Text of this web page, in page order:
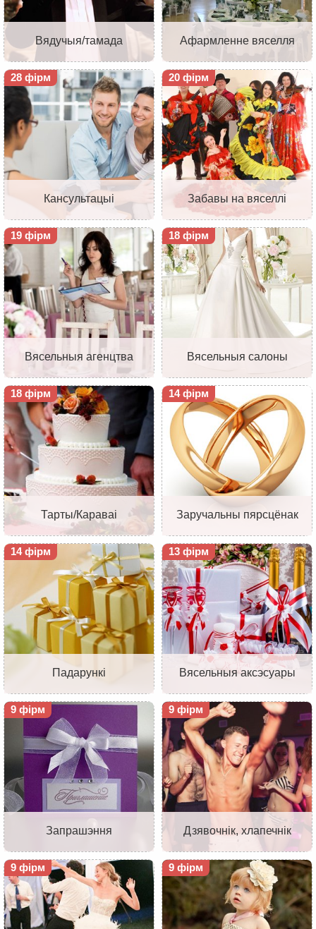
Вядучыя/тамада Афармленне вяселля
28 фірм
Кансультацыі
20 фірм
Забавы на вяселлі
19 фірм
Вясельныя агенцтва
18 фірм
Вясельныя салоны
18 фірм
Тарты/Караваі
14 фірм
Заручальны пярсцёнак
14 фірм
Падарункі
13 фірм
Вясельныя аксэсуары
9 фірм
Запрашэння
9 фірм
Дзявочнік, хлапечнік
9 фірм 9 фірм